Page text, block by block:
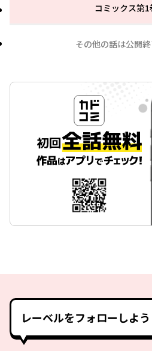
コミックス第
その他の話は公開
レーベルをフォローしよう